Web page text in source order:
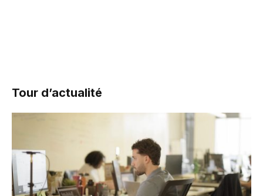
Tour d’actualité